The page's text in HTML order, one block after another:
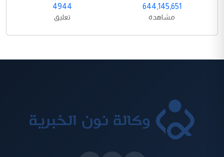
644,145,651
مشاهدة
4944
تعليق